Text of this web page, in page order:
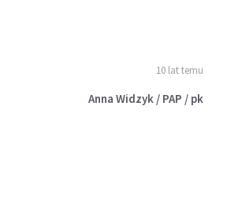
10 lat temu
Anna Widzyk / PAP / pk